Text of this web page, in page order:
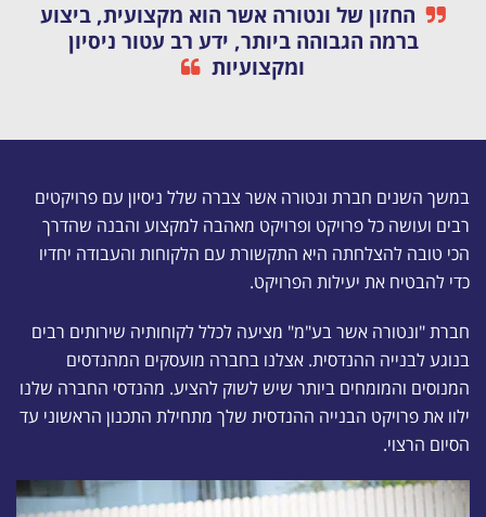
החזון של ונטורה אשר הוא מקצועית, ביצוע
ברמה הגבוהה ביותר, ידע רב עטור ניסיון
ומקצועיות
במשך השנים חברת ונטורה אשר צברה שלל ניסיון עם פרויקטים
רבים ועושה כל פרויקט ופרויקט מאהבה למקצוע והבנה שהדרך
הכי טובה להצלחתה היא התקשורת עם הלקוחות והעבודה יחדיו
כדי להבטיח את יעילות הפרויקט.
חברת "ונטורה אשר בע"מ" מציעה לכלל לקוחותיה שירותים רבים
בנוגע לבנייה ההנדסית. אצלנו בחברה מועסקים המהנדסים
המנוסים והמומחים ביותר שיש לשוק להציע. מהנדסי החברה שלנו
ילוו את פרויקט הבנייה ההנדסית שלך מתחילת התכנון הראשוני עד
הסיום הרצוי.